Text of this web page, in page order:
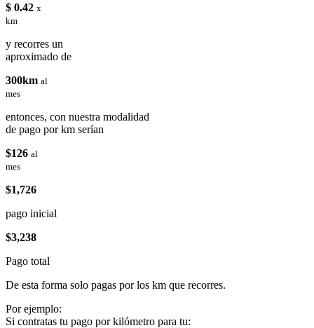
$ 0.42 x
km
y recorres un
aproximado de
300km al
mes
entonces, con nuestra modalidad
de pago por km serían
$126 al
mes
$1,726
pago inicial
$3,238
Pago total
De esta forma solo pagas por los km que recorres.
Por ejemplo:
Si contratas tu pago por kilómetro para tu: